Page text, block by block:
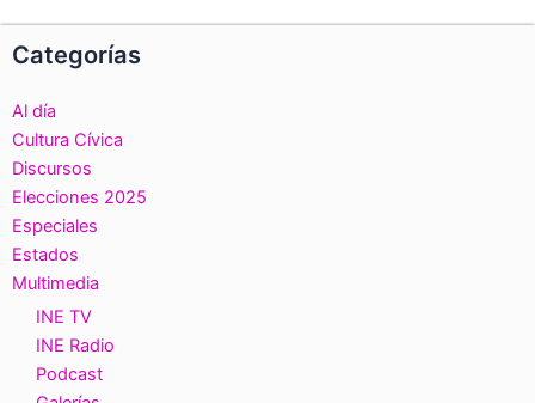
Categorías
Al día
Cultura Cívica
Discursos
Elecciones 2025
Especiales
Estados
Multimedia
INE TV
INE Radio
Podcast